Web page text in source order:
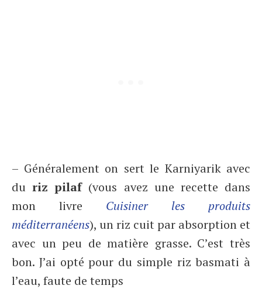
– Généralement on sert le Karniyarik avec
du riz pilaf(vous avez une recette dans
mon livre
Cuisiner les produits
méditerranéens), un riz cuit par absorption et
avec un peu de matière grasse. C’est très
bon. J’ai opté pour du simple riz basmati à
l’eau, faute de temps